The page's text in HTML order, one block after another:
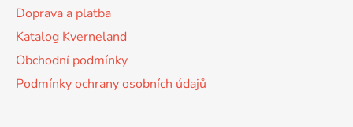
Doprava a platba
Katalog Kverneland
Obchodní podmínky
Podmínky ochrany osobních údajů